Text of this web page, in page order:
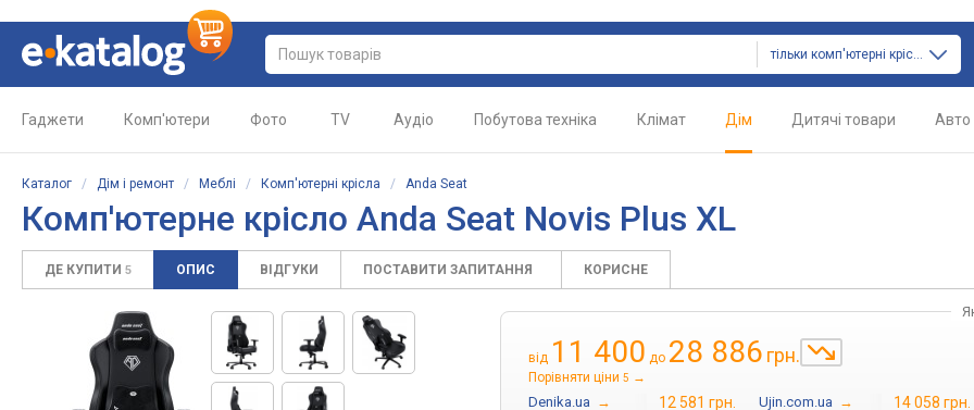
тільки комп'ютерні крісла
Гаджети Комп'ютери Фото TV Аудіо Побутова техніка Клімат Дім Дитячі товари Авто
Каталог / Дім і ремонт / Меблі / Комп'ютерні крісла / Anda Seat
Комп'ютерне крісло Anda Seat Novis Plus XL
ДЕ КУПИТИ 5 ОПИС ВІДГУКИ ПОСТАВИТИ ЗАПИТАННЯ КОРИСНЕ
від 11 400 до 28 886 грн.
Порівняти ціни 5 →
Denika.ua → 12 581 грн. Ujin.com.ua → 14 058 грн.